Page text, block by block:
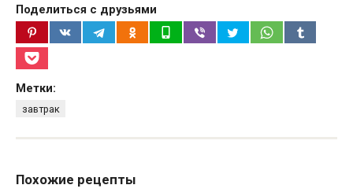
Поделиться с друзьями
Метки:
завтрак
Похожие рецепты